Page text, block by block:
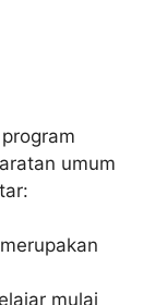
umum
mulai